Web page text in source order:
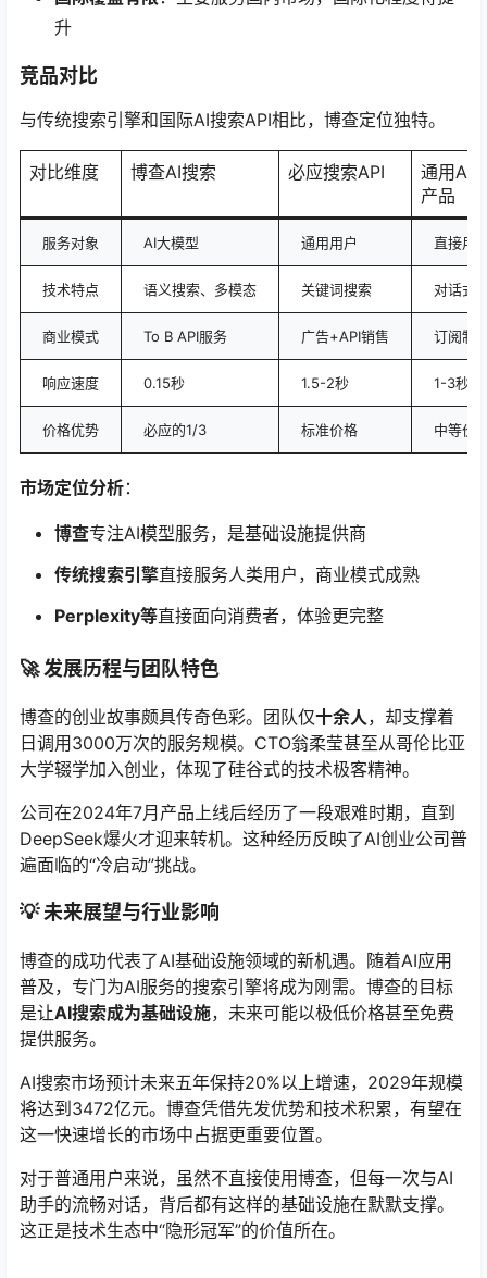
升
竞品对比
与传统搜索引擎和国际AI搜索API相比，博查定位独特。
对比维度 博查AI搜索 必应搜索API
通用AI
产品
服务对象 AI大模型 通用用户 直接用
技术特点 语义搜索、多模态 关键词搜索 对话式
商业模式 To B API服务 广告+API销售 订阅制
响应速度 0.15秒 1.5-2秒 1-3秒
价格优势 必应的1/3 标准价格 中等价
市场定位分析：
博查专注AI模型服务，是基础设施提供商
传统搜索引擎直接服务人类用户，商业模式成熟
Perplexity等直接面向消费者，体验更完整
🚀 发展历程与团队特色
博查的创业故事颇具传奇色彩。团队仅十余人，却支撑着
日调用3000万次的服务规模。CTO翁柔莹甚至从哥伦比亚
大学辍学加入创业，体现了硅谷式的技术极客精神。
公司在2024年7月产品上线后经历了一段艰难时期，直到
DeepSeek爆火才迎来转机。这种经历反映了AI创业公司普
遍面临的“冷启动”挑战。
💡 未来展望与行业影响
博查的成功代表了AI基础设施领域的新机遇。随着AI应用
普及，专门为AI服务的搜索引擎将成为刚需。博查的目标
是让AI搜索成为基础设施，未来可能以极低价格甚至免费
提供服务。
AI搜索市场预计未来五年保持20%以上增速，2029年规模
将达到3472亿元。博查凭借先发优势和技术积累，有望在
这一快速增长的市场中占据更重要位置。
对于普通用户来说，虽然不直接使用博查，但每一次与AI
助手的流畅对话，背后都有这样的基础设施在默默支撑。
这正是技术生态中“隐形冠军”的价值所在。